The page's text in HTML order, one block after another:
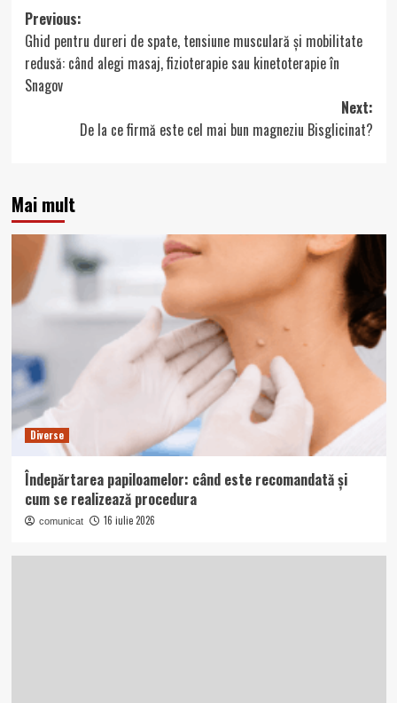
Post
navigation
Previous:
Ghid pentru dureri de spate, tensiune musculară și mobilitate
redusă: când alegi masaj, fizioterapie sau kinetoterapie în
Snagov
Next:
De la ce firmă este cel mai bun magneziu Bisglicinat?
Mai mult
Diverse
Îndepărtarea papiloamelor: când este recomandată și
cum se realizează procedura
comunicat 16 iulie 2026